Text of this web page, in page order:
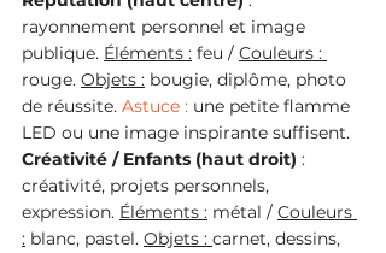
rayonnement personnel et image
publique. Éléments : feu / Couleurs :
rouge. Objets : bougie, diplôme, photo
de réussite. Astuce : une petite flamme
LED ou une image inspirante suffisent.
Créativité / Enfants (haut droit) :
créativité, projets personnels,
expression. Éléments : métal / Couleurs
: blanc, pastel. Objets : carnet, dessins,